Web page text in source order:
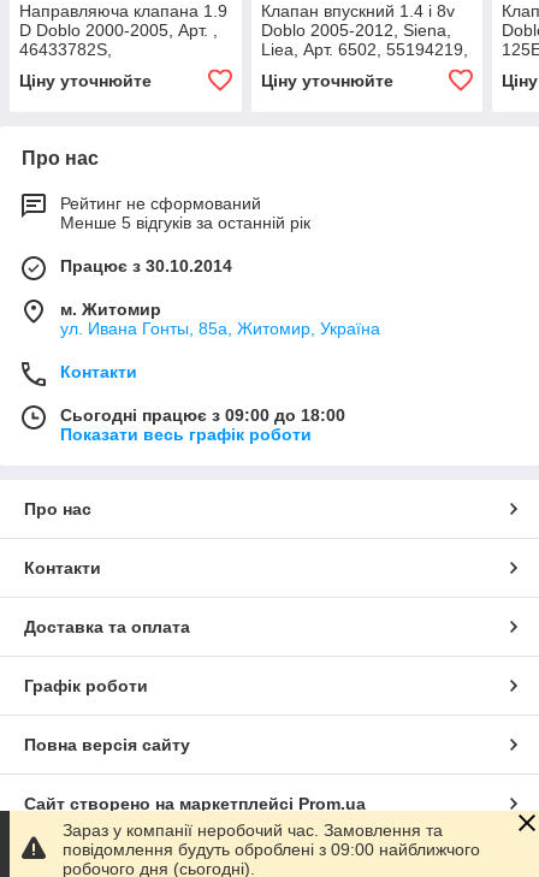
Направляюча клапана 1.9
D Doblo 2000-2005, Арт. ,
46433782S,
Ціну уточнюйте
Клапан впускний 1.4 i 8v
Doblo 2005-2012, Siena,
Liea, Арт. 6502, 55194219,
Ціну уточнюйте
Про нас
Рейтинг не сформований
Менше 5 відгуків за останній рік
Працює з 30.10.2014
м. Житомир
ул. Ивана Гонты, 85а, Житомир, Україна
Контакти
Сьогодні працює з 09:00 до 18:00
Показати весь графік роботи
Про нас
Контакти
Доставка та оплата
Графік роботи
Повна версія сайту
Сайт створено на маркетплейсі Prom.ua
Політика конфіденційності
Зараз у компанії неробочий час. Замовлення та
повідомлення будуть оброблені з 09:00 найближчого
робочого дня (сьогодні).